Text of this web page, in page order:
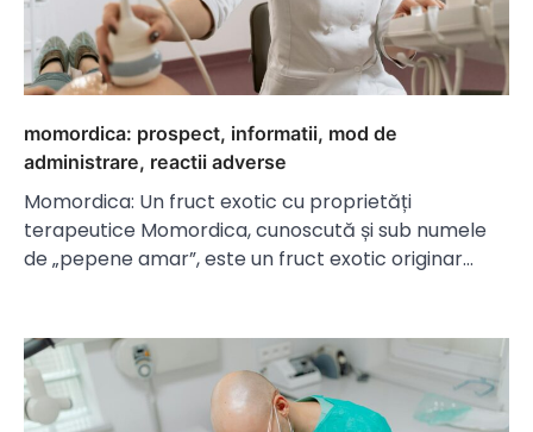
momordica: prospect, informatii, mod de
administrare, reactii adverse
Momordica: Un fruct exotic cu proprietăți
terapeutice Momordica, cunoscută și sub numele
de „pepene amar”, este un fruct exotic originar…